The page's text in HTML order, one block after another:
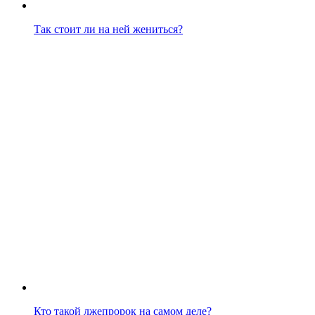
Так стоит ли на ней жениться?
Кто такой лжепророк на самом деле?